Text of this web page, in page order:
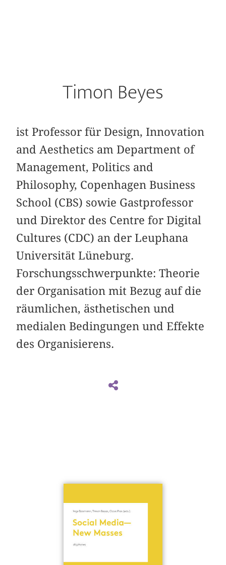
Timon Beyes
ist Professor für Design, Innovation
and Aesthetics am Department of
Management, Politics and
Philosophy, Copenhagen Business
School (CBS) sowie Gastprofessor
und Direktor des Centre for Digital
Cultures (CDC) an der Leuphana
Universität Lüneburg.
Forschungsschwerpunkte: Theorie
der Organisation mit Bezug auf die
räumlichen, ästhetischen und
medialen Bedingungen und Effekte
des Organisierens.